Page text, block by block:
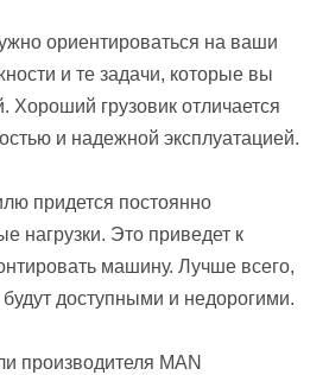
ориентироваться на ваши
и те задачи, которые вы
Хороший грузовик отличается
и надежной эксплуатацией.
придется постоянно
нагрузки. Это приведет к
машину. Лучше всего,
доступными и недорогими.
производителя MAN